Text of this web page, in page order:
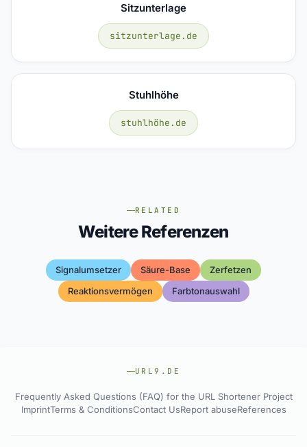
Sitzunterlage
sitzunterlage.de
Stuhlhöhe
stuhlhöhe.de
RELATED
Weitere Referenzen
Signalumsetzer Säure-Base
Zerfetzen
Reaktionsvermögen
Farbtonauswahl
URL9.DE
Frequently Asked Questions (FAQ) for the URL Shortener Project
ImprintTerms & ConditionsContact UsReport abuseReferences